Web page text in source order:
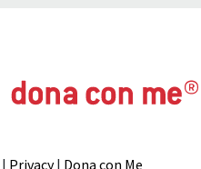
| Privacy| Dona con Me